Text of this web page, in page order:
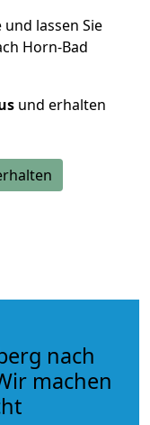
lassen Sie
Horn-Bad
und erhalten
nach
machen